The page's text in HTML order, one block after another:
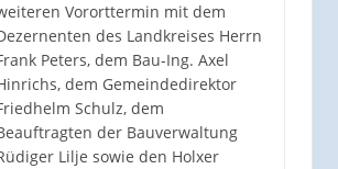
Vororttermin mit dem
des Landkreises Herrn
Peters, dem Bau-Ing. Axel
dem Gemeindedirektor
Schulz, dem
der Bauverwaltung
Lilje sowie den Holxer